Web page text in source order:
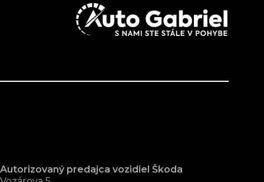
Autorizovaný predajca vozidiel Škoda